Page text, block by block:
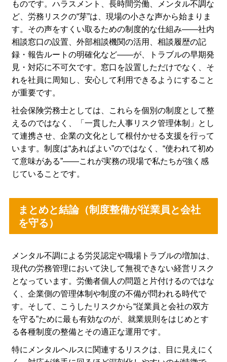
ものです。ハラスメント、長時間労働、メンタル不調な
ど、労務リスクの“芽”は、現場の小さな声から始まりま
す。その声をすくい取るための制度的な仕組み――社内
相談窓口の設置、外部相談機関の活用、相談履歴の記
録・報告ルートの明確化など――が、トラブルの早期発
見・対応に不可欠です。窓口を設置しただけでなく、そ
れを社員に周知し、安心して利用できるようにすること
が重要です。
社会保険労務士としては、これらを個別の制度として整
えるのではなく、「一貫した人事リスク管理体制」とし
て連携させ、企業の文化として根付かせる支援を行って
います。制度は“あればよい”のではなく、“使われて初め
て意味がある”――これが実務の現場で私たちが強く感
じていることです。
まとめと結論（制度整備が従業員と会社
を守る）
メンタル不調による労災認定や職場トラブルの増加は、
現代の労務管理において決して無視できない経営リスク
となっています。労働者個人の問題と片付けるのではな
く、企業側の管理体制や制度の不備が問われる時代で
す。そして、こうしたリスクから“従業員と会社の双方
を守る”ために最も有効なのが、就業規則をはじめとす
る各種制度の整備とその適正な運用です。
特にメンタルヘルスに関連するリスクは、目に見えにく